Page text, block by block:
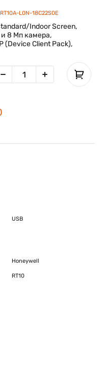
RT10A-L0N-18C22S0E
Indoor Screen,
и 8 Мп камера,
(Device Client Pack),
USB
Honeywell
RT10